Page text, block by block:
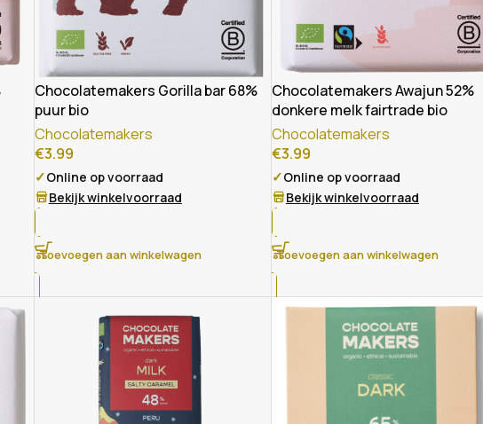
Chocolatemakers Gorilla bar 68%
puur bio
Chocolatemakers
€3.99
✓Online op voorraad
Bekijk winkelvoorraad
Toevoegen aan winkelwagen
Chocolatemakers Awajun 52%
donkere melk fairtrade bio
Chocolatemakers
€3.99
✓Online op voorraad
Bekijk winkelvoorraad
Toevoegen aan winkelwagen